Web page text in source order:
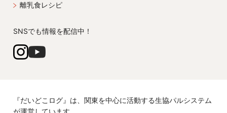
離乳食レシピ
SNSでも情報を配信中！
『だいどこログ』は、関東を中心に活動する生協パルシステム